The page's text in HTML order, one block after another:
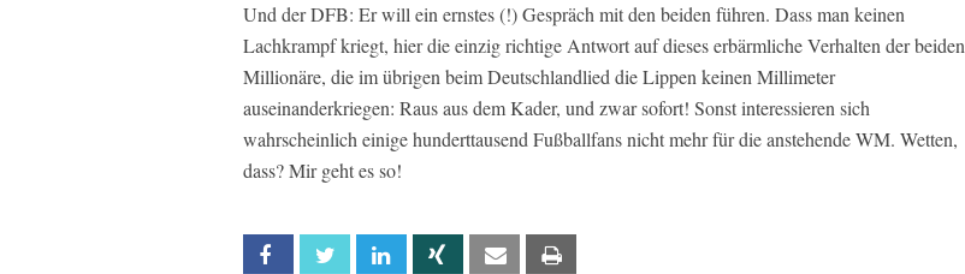
Und der DFB: Er will ein ernstes (!) Gespräch mit den beiden führen. Dass man keinen
Lachkrampf kriegt, hier die einzig richtige Antwort auf dieses erbärmliche Verhalten der beiden
Millionäre, die im übrigen beim Deutschlandlied die Lippen keinen Millimeter
auseinanderkriegen: Raus aus dem Kader, und zwar sofort! Sonst interessieren sich
wahrscheinlich einige hunderttausend Fußballfans nicht mehr für die anstehende WM. Wetten,
dass? Mir geht es so!
Facebook Twitter Linkedin Xing Email